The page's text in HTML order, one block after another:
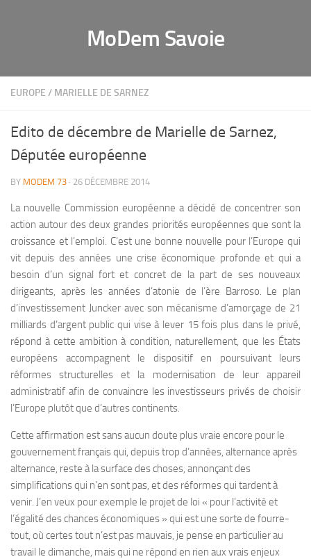
MoDem Savoie
EUROPE / MARIELLE DE SARNEZ
Edito de décembre de Marielle de Sarnez,
Députée européenne
BY MODEM 73 · 26 DÉCEMBRE 2014
La nouvelle Commission européenne a décidé de concentrer son
action autour des deux grandes priorités européennes que sont la
croissance et l’emploi. C’est une bonne nouvelle pour l’Europe qui
vit depuis des années une crise économique profonde et qui a
besoin d’un signal fort et concret de la part de ses nouveaux
dirigeants, après les années d’atonie de l’ère Barroso. Le plan
d’investissement Juncker avec son mécanisme d’amorçage de 21
milliards d’argent public qui vise à lever 15 fois plus dans le privé,
répond à cette ambition à condition, naturellement, que les États
européens accompagnent le dispositif en poursuivant leurs
réformes structurelles et la modernisation de leur appareil
administratif afin de convaincre les investisseurs privés de choisir
l’Europe plutôt que d’autres continents.
Cette affirmation est sans aucun doute plus vraie encore pour le
gouvernement français qui, depuis trop d’années, alternance après
alternance, reste à la surface des choses, annonçant des
simplifications qui n’en sont pas, et des réformes qui tardent à
venir. J’en veux pour exemple le projet de loi « pour l’activité et
l’égalité des chances économiques » qui est une sorte de fourre-
tout, où certes tout n’est pas mauvais, je pense en particulier au
travail le dimanche, mais qui ne répond en rien aux vrais enjeux